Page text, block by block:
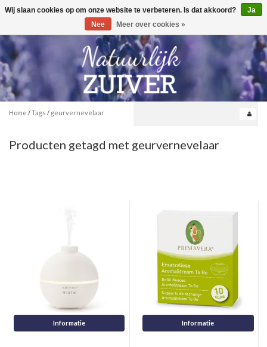
Toggle
0
Home /Tags / geurvernevelaar
Producten getagd met geurvernevelaar
Informatie Informatie
Wij slaan cookies op om onze website te verbeteren. Is dat akkoord?
Ja
Nee
Meer over cookies »